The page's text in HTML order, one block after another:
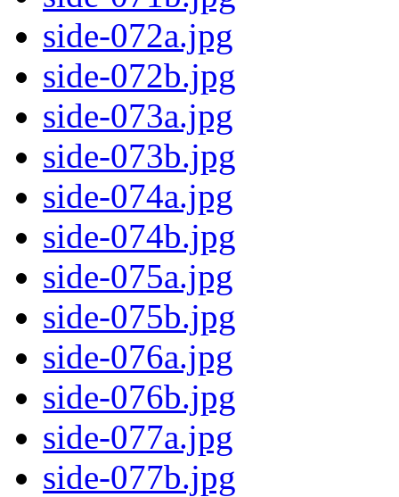
side-072a.jpg
side-072b.jpg
side-073a.jpg
side-073b.jpg
side-074a.jpg
side-074b.jpg
side-075a.jpg
side-075b.jpg
side-076a.jpg
side-076b.jpg
side-077a.jpg
side-077b.jpg